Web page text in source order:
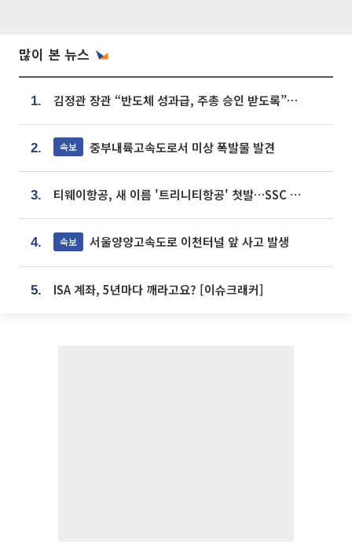
많이 본 뉴스
1. 김정관 장관 “반도체 성과급, 주총 승인 받도록”…상법·자본시장법 개정 시사
2. 속보 중부내륙고속도로서 미상 폭발물 발견
3. 티웨이항공, 새 이름 '트리니티항공' 첫발…SSC 전략 본격화
4. 속보 서울양양고속도로 이천터널 앞 사고 발생
5. ISA 계좌, 5년마다 깨라고요? [이슈크래커]